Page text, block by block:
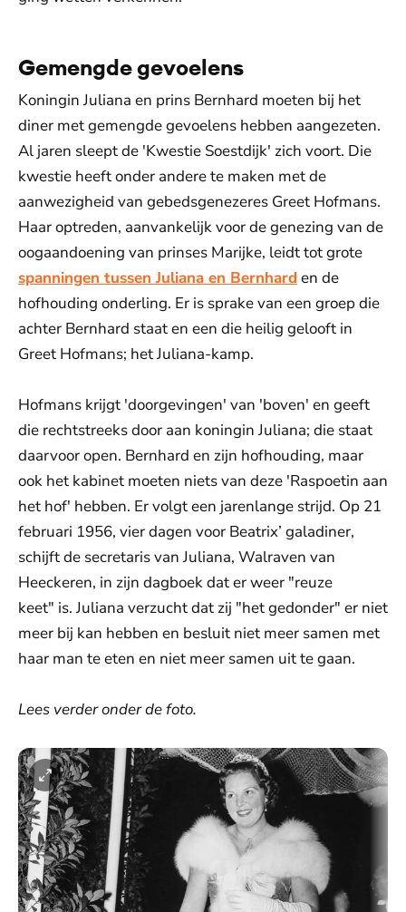
Gemengde gevoelens
Koningin Juliana en prins Bernhard moeten bij het
diner met gemengde gevoelens hebben aangezeten.
Al jaren sleept de 'Kwestie Soestdijk' zich voort. Die
kwestie heeft onder andere te maken met de
aanwezigheid van gebedsgenezeres Greet Hofmans.
Haar optreden, aanvankelijk voor de genezing van de
oogaandoening van prinses Marijke, leidt tot grote
spanningen tussen Juliana en Bernhard en de
hofhouding onderling. Er is sprake van een groep die
achter Bernhard staat en een die heilig gelooft in
Greet Hofmans; het Juliana-kamp.
Hofmans krijgt 'doorgevingen' van 'boven' en geeft
die rechtstreeks door aan koningin Juliana; die staat
daarvoor open. Bernhard en zijn hofhouding, maar
ook het kabinet moeten niets van deze 'Raspoetin aan
het hof' hebben. Er volgt een jarenlange strijd. Op 21
februari 1956, vier dagen voor Beatrix’ galadiner,
schijft de secretaris van Juliana, Walraven van
Heeckeren, in zijn dagboek dat er weer "reuze
keet" is. Juliana verzucht dat zij "het gedonder" er niet
meer bij kan hebben en besluit niet meer samen met
haar man te eten en niet meer samen uit te gaan.
Lees verder onder de foto.